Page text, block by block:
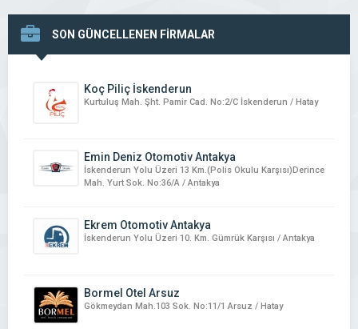
SON GÜNCELLENEN FİRMALAR
Koç Piliç İskenderun
Kurtuluş Mah. Şht. Pamir Cad. No:2/C İskenderun / Hatay
Emin Deniz Otomotiv Antakya
İskenderun Yolu Üzeri 13 Km.(Polis Okulu Karşısı)Derince
Mah. Yurt Sok. No:36/A / Antakya
Ekrem Otomotiv Antakya
İskenderun Yolu Üzeri 10. Km. Gümrük Karşısı / Antakya
Bormel Otel Arsuz
Gökmeydan Mah.103 Sok. No:11/1 Arsuz / Hatay